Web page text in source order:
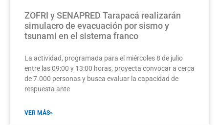
ZOFRI y SENAPRED Tarapacá realizarán
simulacro de evacuación por sismo y
tsunami en el sistema franco
La actividad, programada para el miércoles 8 de julio
entre las 09:00 y 13:00 horas, proyecta convocar a cerca
de 7.000 personas y busca evaluar la capacidad de
respuesta ante
VER MÁS»